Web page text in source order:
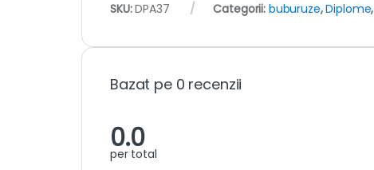
SKU:DPA37 Categorii: buburuze,Diplome
Bazat pe 0 recenzii
0.0
per total